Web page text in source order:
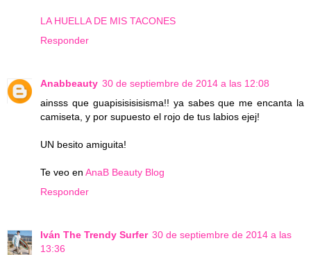
LA HUELLA DE MIS TACONES
Responder
Anabbeauty 30 de septiembre de 2014 a las 12:08
ainsss que guapisisisisisma!! ya sabes que me encanta la
camiseta, y por supuesto el rojo de tus labios ejej!
UN besito amiguita!
Te veo en AnaB Beauty Blog
Responder
Iván The Trendy Surfer 30 de septiembre de 2014 a las
13:36